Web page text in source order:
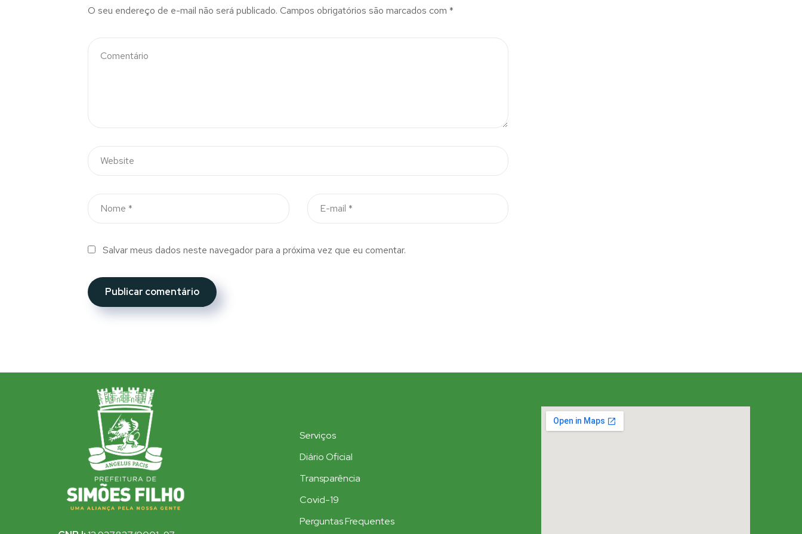
O seu endereço de e-mail não será publicado. Campos obrigatórios são marcados com *
Salvar meus dados neste navegador para a próxima vez que eu comentar.
Serviços
Diário Oficial
Transparência
Covid-19
Perguntas Frequentes